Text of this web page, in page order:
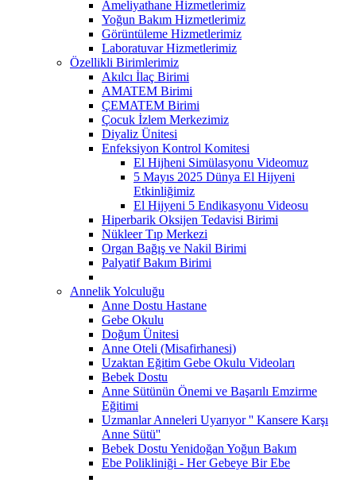
Ameliyathane Hizmetlerimiz
Yoğun Bakım Hizmetlerimiz
Görüntüleme Hizmetlerimiz
Laboratuvar Hizmetlerimiz
Özellikli Birimlerimiz
Akılcı İlaç Birimi
AMATEM Birimi
ÇEMATEM Birimi
Çocuk İzlem Merkezimiz
Diyaliz Ünitesi
Enfeksiyon Kontrol Komitesi
El Hijheni Simülasyonu Videomuz
5 Mayıs 2025 Dünya El Hijyeni
Etkinliğimiz
El Hijyeni 5 Endikasyonu Videosu
Hiperbarik Oksijen Tedavisi Birimi
Nükleer Tıp Merkezi
Organ Bağış ve Nakil Birimi
Palyatif Bakım Birimi
Annelik Yolculuğu
Anne Dostu Hastane
Gebe Okulu
Doğum Ünitesi
Anne Oteli (Misafirhanesi)
Uzaktan Eğitim Gebe Okulu Videoları
Bebek Dostu
Anne Sütünün Önemi ve Başarılı Emzirme
Eğitimi
Uzmanlar Anneleri Uyarıyor '' Kansere Karşı
Anne Sütü''
Bebek Dostu Yenidoğan Yoğun Bakım
Ebe Polikliniği - Her Gebeye Bir Ebe